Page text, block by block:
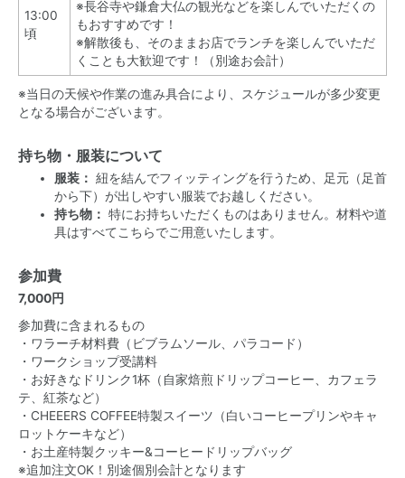
13:00
頃
※長谷寺や鎌倉大仏の観光などを楽しんでいただくの
もおすすめです！
※解散後も、そのままお店でランチを楽しんでいただ
くことも大歓迎です！（別途お会計）
※当日の天候や作業の進み具合により、スケジュールが多少変更
となる場合がございます。
持ち物・服装について
服装： 紐を結んでフィッティングを行うため、足元（足首
から下）が出しやすい服装でお越しください。
持ち物： 特にお持ちいただくものはありません。材料や道
具はすべてこちらでご用意いたします。
参加費
7,000円
参加費に含まれるもの
・ワラーチ材料費（ビブラムソール、パラコード）
・ワークショップ受講料
・お好きなドリンク1杯（自家焙煎ドリップコーヒー、カフェラ
テ、紅茶など）
・CHEEERS COFFEE特製スイーツ（白いコーヒープリンやキャ
ロットケーキなど）
・お土産特製クッキー&コーヒードリップバッグ
※追加注文OK！別途個別会計となります